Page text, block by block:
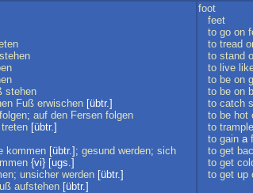
stehen
stehen
Fuß erwischen [übtr.]
folgen; auf den Fersen folgen
treten [übtr.]
kommen [übtr.]; gesund werden; sich
{vi} [ugs.]
; unsicher werden [übtr.]
aufstehen [übtr.]
foot
feet
to go on
to tread
to stand
to live
to be on
to be on
to catch
to be hot
to trample
to gain a
to get
to get
to get up